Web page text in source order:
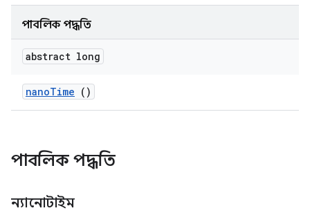
পাবলিক পদ্ধতি
abstract long
nanoTime ()
পাবলিক পদ্ধতি
ন্যানোটাইম